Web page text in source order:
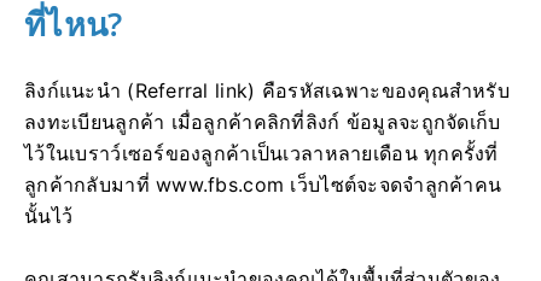
ที่ไหน?
ลิงก์แนะนำ (Referral link) คือรหัสเฉพาะของคุณสำหรับ
ลงทะเบียนลูกค้า เมื่อลูกค้าคลิกที่ลิงก์ ข้อมูลจะถูกจัดเก็บ
ไว้ในเบราว์เซอร์ของลูกค้าเป็นเวลาหลายเดือน ทุกครั้งที่
ลูกค้ากลับมาที่ www.fbs.com เว็บไซต์จะจดจำลูกค้าคน
นั้นไว้